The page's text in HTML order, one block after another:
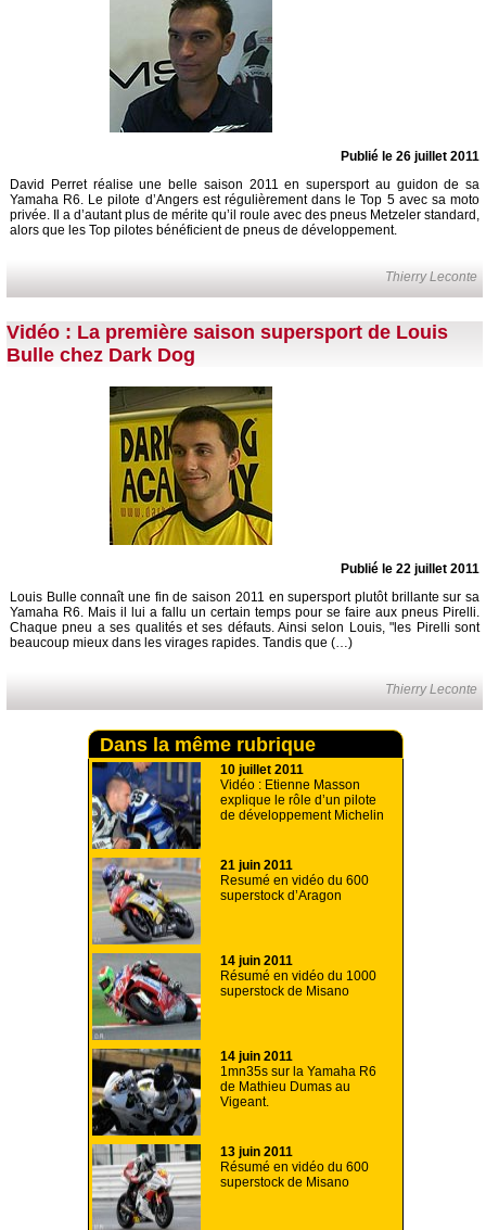
Publié le 26 juillet 2011
David Perret réalise une belle saison 2011 en supersport au guidon de sa
Yamaha R6. Le pilote d’Angers est régulièrement dans le Top 5 avec sa moto
privée. Il a d’autant plus de mérite qu’il roule avec des pneus Metzeler standard,
alors que les Top pilotes bénéficient de pneus de développement.
Thierry Leconte
Vidéo : La première saison supersport de Louis
Bulle chez Dark Dog
Publié le 22 juillet 2011
Louis Bulle connaît une fin de saison 2011 en supersport plutôt brillante sur sa
Yamaha R6. Mais il lui a fallu un certain temps pour se faire aux pneus Pirelli.
Chaque pneu a ses qualités et ses défauts. Ainsi selon Louis, "les Pirelli sont
beaucoup mieux dans les virages rapides. Tandis que (…)
Thierry Leconte
Dans la même rubrique
10 juillet 2011
Vidéo : Etienne Masson
explique le rôle d’un pilote
de développement Michelin
21 juin 2011
Resumé en vidéo du 600
superstock d’Aragon
14 juin 2011
Résumé en vidéo du 1000
superstock de Misano
14 juin 2011
1mn35s sur la Yamaha R6
de Mathieu Dumas au
Vigeant.
13 juin 2011
Résumé en vidéo du 600
superstock de Misano